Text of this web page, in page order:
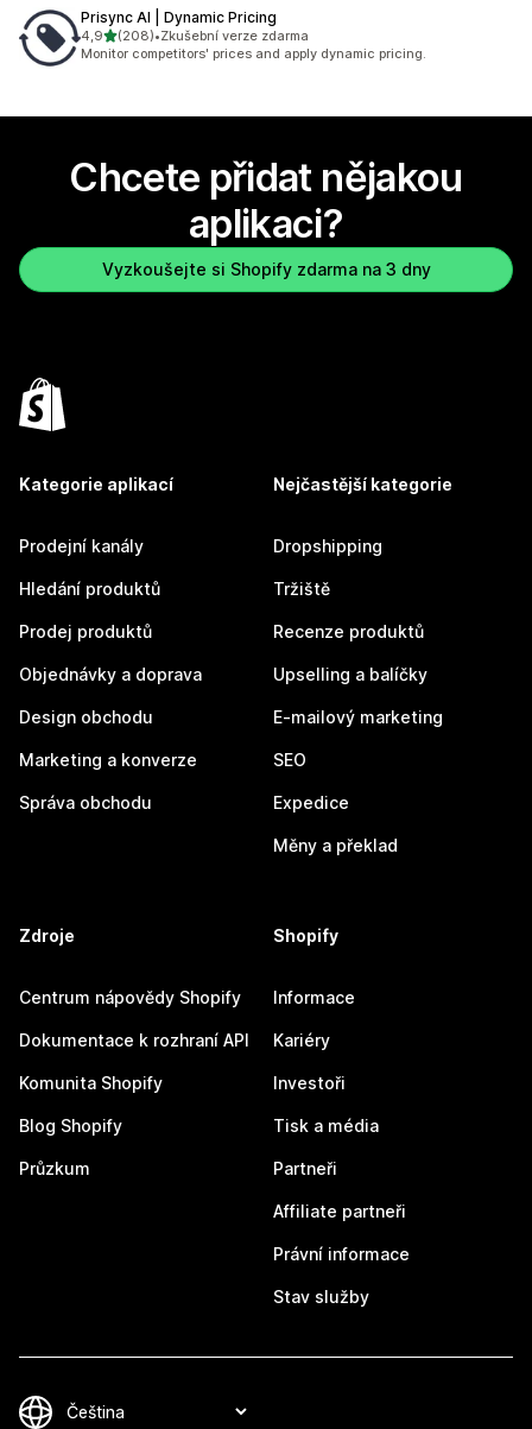
Prisync AI | Dynamic Pricing
4,9z 5 hvězd
(208)
Celkový počet recenzí: 208
•Zkušební verze zdarma
Monitor competitors' prices and apply dynamic pricing.
Chcete přidat nějakou
aplikaci?
Vyzkoušejte si Shopify zdarma na 3 dny
Kategorie aplikací
Prodejní kanály
Hledání produktů
Prodej produktů
Objednávky a doprava
Design obchodu
Marketing a konverze
Správa obchodu
Nejčastější kategorie
Dropshipping
Tržiště
Recenze produktů
Upselling a balíčky
E-mailový marketing
SEO
Expedice
Měny a překlad
Zdroje
Centrum nápovědy Shopify
Dokumentace k rozhraní API
Komunita Shopify
Blog Shopify
Průzkum
Shopify
Informace
Kariéry
Investoři
Tisk a média
Partneři
Affiliate partneři
Právní informace
Stav služby